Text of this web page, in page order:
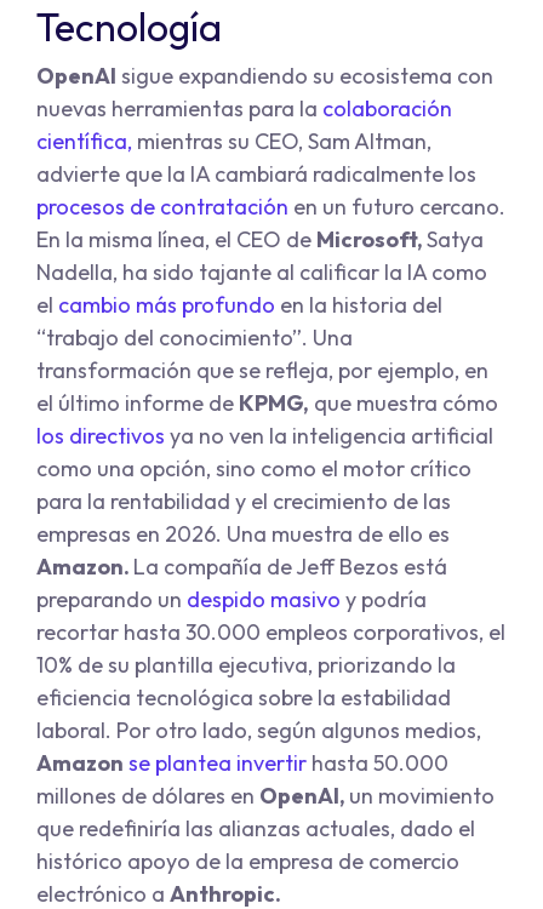
Tecnología
OpenAI sigue expandiendo su ecosistema con
nuevas herramientas para la colaboración
científica, mientras su CEO, Sam Altman,
advierte que la IA cambiará radicalmente los
procesos de contratación en un futuro cercano.
En la misma línea, el CEO de Microsoft,Satya
Nadella, ha sido tajante al calificar la IA como
el cambio más profundo en la historia del
“trabajo del conocimiento”. Una
transformación que se refleja, por ejemplo, en
el último informe de KPMG, que muestra cómo
los directivos ya no ven la inteligencia artificial
como una opción, sino como el motor crítico
para la rentabilidad y el crecimiento de las
empresas en 2026. Una muestra de ello es
Amazon. La compañía de Jeff Bezos está
preparando un despido masivo y podría
recortar hasta 30.000 empleos corporativos, el
10% de su plantilla ejecutiva, priorizando la
eficiencia tecnológica sobre la estabilidad
laboral. Por otro lado, según algunos medios,
Amazon se plantea invertir hasta 50.000
millones de dólares en OpenAI, un movimiento
que redefiniría las alianzas actuales, dado el
histórico apoyo de la empresa de comercio
electrónico a Anthropic.